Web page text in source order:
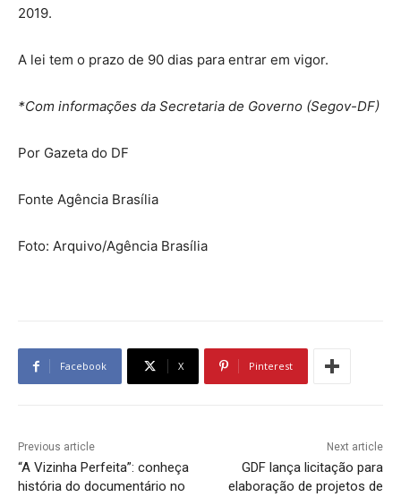
2019.
A lei tem o prazo de 90 dias para entrar em vigor.
*Com informações da Secretaria de Governo (Segov-DF)
Por Gazeta do DF
Fonte Agência Brasília
Foto: Arquivo/Agência Brasília
Facebook X Pinterest
Previous article
“A Vizinha Perfeita”: conheça
história do documentário no
Next article
GDF lança licitação para
elaboração de projetos de